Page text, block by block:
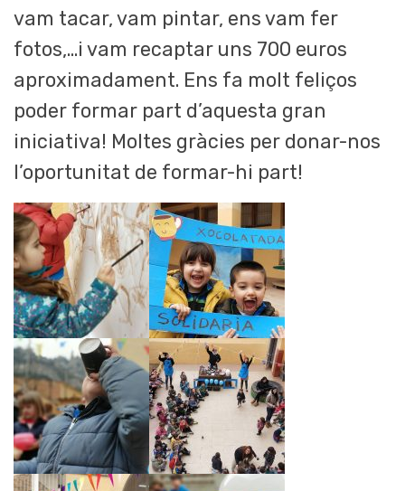
vam tacar, vam pintar, ens vam fer
fotos,…i vam recaptar uns 700 euros
aproximadament. Ens fa molt feliços
poder formar part d’aquesta gran
iniciativa! Moltes gràcies per donar-nos
l’oportunitat de formar-hi part!